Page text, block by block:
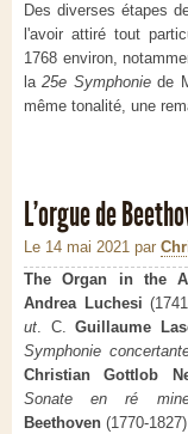
Des diverses étapes
l'avoir attiré tout
1768 environ,
la25e Symphoniede
même tonalité, une
L’orgue de
Le 14 mai 2021 par
The Organ in the
Andrea Luchesi
ut. C. Guillaume
Symphonie
Christian Gottlob
Sonate en ré
Beethoven (1770-